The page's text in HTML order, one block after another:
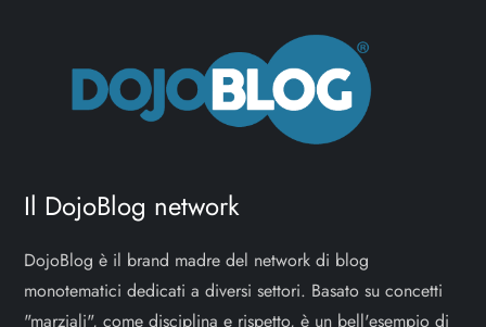
n
e
Il DojoBlog network
DojoBlog è il brand madre del network di blog
monotematici dedicati a diversi settori. Basato su concetti
"marziali", come disciplina e rispetto, è un bell'esempio di